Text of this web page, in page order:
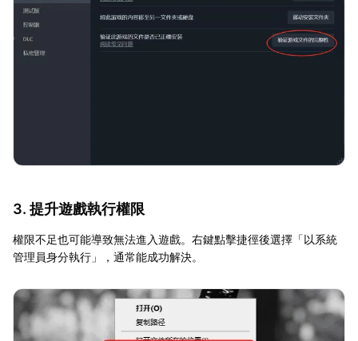
3. 提升遊戲執行權限
權限不足也可能導致無法進入遊戲。右鍵點擊捷徑後選擇「以系統
管理員身分執行」，通常能成功解決。